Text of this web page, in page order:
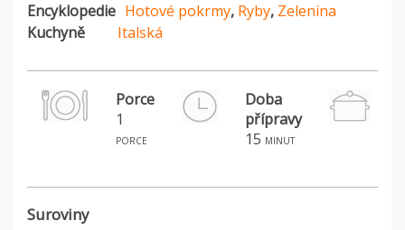
Encyklopedie Hotové pokrmy, Ryby, Zelenina
Kuchyně
Italská
Porce
1
porce
Doba
přípravy
15 minut
Suroviny